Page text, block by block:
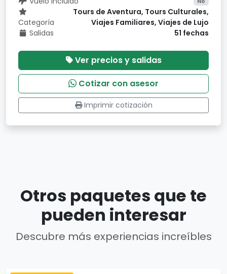
Categoría
Tours de Aventura, Tours Culturales,
Viajes Familiares, Viajes de Lujo
Salidas
51 fechas
Ver precios y salidas
Cotizar con asesor
Imprimir cotización
Otros paquetes que te
pueden interesar
Descubre más experiencias increíbles